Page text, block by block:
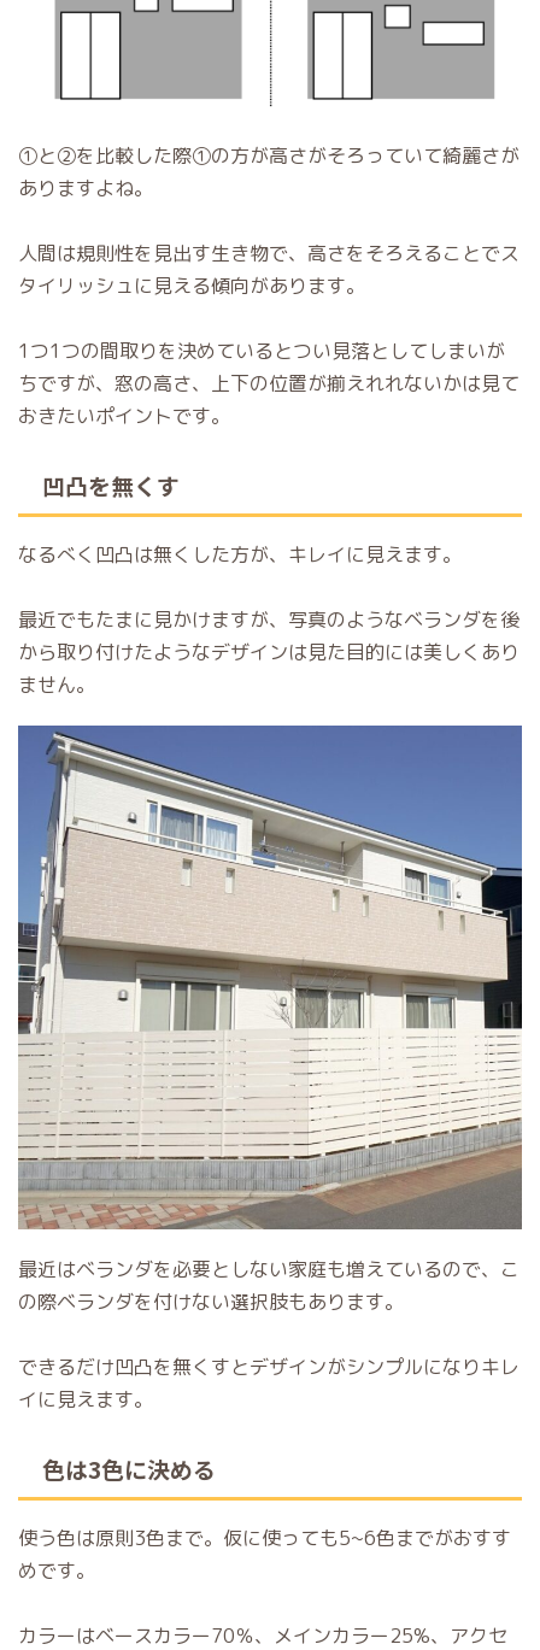
①と②を比較した際①の方が高さがそろっていて綺麗さが
ありますよね。
人間は規則性を見出す生き物で、高さをそろえることでス
タイリッシュに見える傾向があります。
1つ1つの間取りを決めているとつい見落としてしまいが
ちですが、窓の高さ、上下の位置が揃えれれないかは見て
おきたいポイントです。
凹凸を無くす
なるべく凹凸は無くした方が、キレイに見えます。
最近でもたまに見かけますが、写真のようなベランダを後
から取り付けたようなデザインは見た目的には美しくあり
ません。
最近はベランダを必要としない家庭も増えているので、こ
の際ベランダを付けない選択肢もあります。
できるだけ凹凸を無くすとデザインがシンプルになりキレ
イに見えます。
色は3色に決める
使う色は原則3色まで。仮に使っても5~6色までがおすす
めです。
カラーはベースカラー70％、メインカラー25%、アクセ